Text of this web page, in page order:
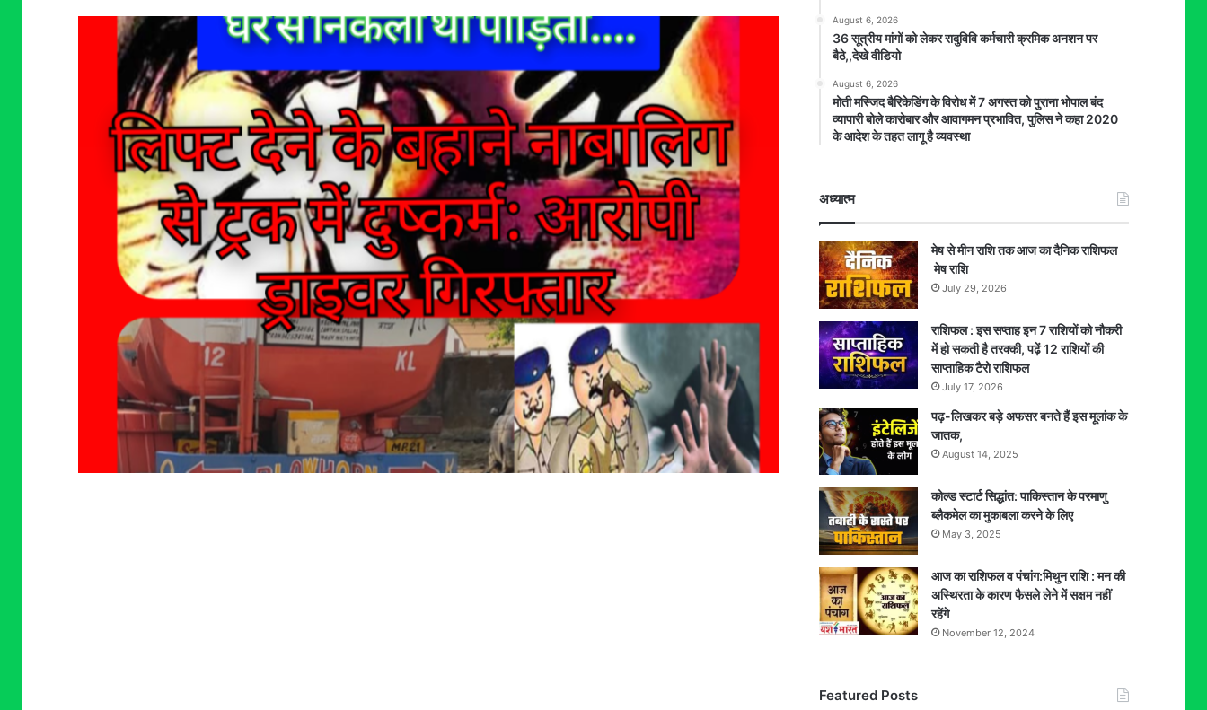
August 6, 2026
36 सूत्रीय मांगों को लेकर रादुविवि कर्मचारी क्रमिक अनशन पर
बैठे,,देखे वीडियो
August 6, 2026
मोती मस्जिद बैरिकेडिंग के विरोध में 7 अगस्त को पुराना भोपाल बंद
व्यापारी बोले कारोबार और आवागमन प्रभावित, पुलिस ने कहा 2020
के आदेश के तहत लागू है व्यवस्था
अध्यात्म
मेष से मीन राशि तक आज का दैनिक राशिफल
मेष राशि
July 29, 2026
राशिफल : इस सप्ताह इन 7 राशियों को नौकरी
में हो सकती है तरक्की, पढ़ें 12 राशियों की
साप्ताहिक टैरो राशिफल
July 17, 2026
पढ़-लिखकर बड़े अफसर बनते हैं इस मूलांक के
जातक,
August 14, 2025
कोल्ड स्टार्ट सिद्धांत: पाकिस्तान के परमाणु
ब्लैकमेल का मुकाबला करने के लिए
May 3, 2025
आज का राशिफल व पंचांग:मिथुन राशि : मन की
अस्थिरता के कारण फैसले लेने में सक्षम नहीं
रहेंगे
November 12, 2024
Featured Posts